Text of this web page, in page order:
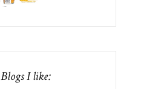
Blogs I like: